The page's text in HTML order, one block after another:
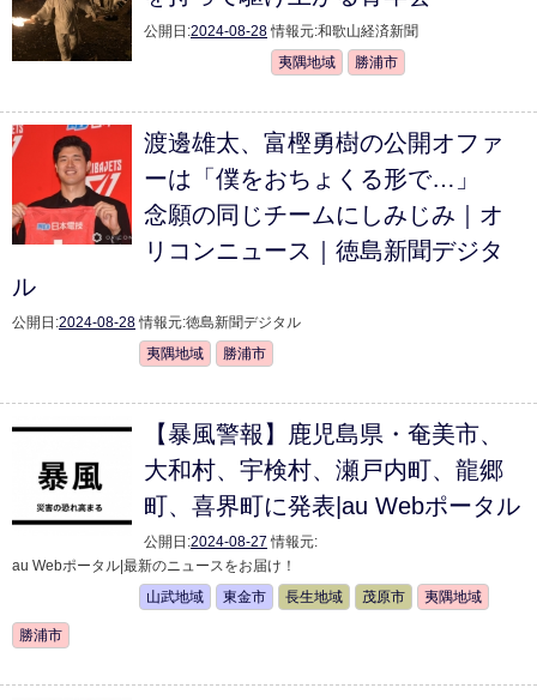
公開日:2024-08-28 情報元:和歌山経済新聞
夷隅地域
勝浦市
渡邊雄太、富樫勇樹の公開オファ
ーは「僕をおちょくる形で…」
念願の同じチームにしみじみ｜オ
リコンニュース｜徳島新聞デジタ
ル
公開日:2024-08-28 情報元:徳島新聞デジタル
夷隅地域
勝浦市
【暴風警報】鹿児島県・奄美市、
大和村、宇検村、瀬戸内町、龍郷
町、喜界町に発表|au Webポータル
公開日:2024-08-27 情報元:
au Webポータル|最新のニュースをお届け！
山武地域
東金市 長生地域 茂原市 夷隅地域
勝浦市